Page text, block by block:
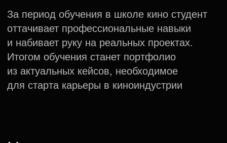
Почему
«Индустрия»